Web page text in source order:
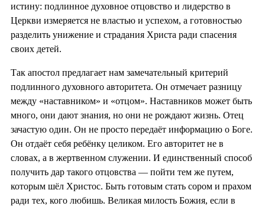
истину: подлинное духовное отцовство и лидерство в
Церкви измеряется не властью и успехом, а готовностью
разделить унижение и страдания Христа ради спасения
своих детей.
Так апостол предлагает нам замечательный критерий
подлинного духовного авторитета. Он отмечает разницу
между «наставником» и «отцом». Наставников может быть
много, они дают знания, но они не рождают жизнь. Отец
зачастую один. Он не просто передаёт информацию о Боге.
Он отдаёт себя ребёнку целиком. Его авторитет не в
словах, а в жертвенном служении. И единственный способ
получить дар такого отцовства — пойти тем же путем,
которым шёл Христос. Быть готовым стать сором и прахом
ради тех, кого любишь. Великая милость Божия, если в